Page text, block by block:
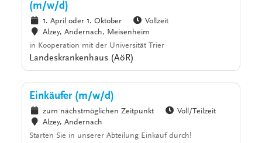
(m/w/d)
1. April oder 1. Oktober
Vollzeit
Alzey, Andernach, Meisenheim
in Kooperation mit der Universität Trier
Landeskrankenhaus (AöR)
Einkäufer (m/w/d)
zum nächstmöglichen Zeitpunkt
Voll/Teilzeit
Alzey, Andernach
Starten Sie in unserer Abteilung Einkauf durch!